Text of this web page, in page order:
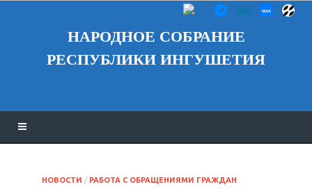
НАРОДНОЕ СОБРАНИЕ
РЕСПУБЛИКИ ИНГУШЕТИЯ
НОВОСТИ / РАБОТА С ОБРАЩЕНИЯМИ ГРАЖДАН